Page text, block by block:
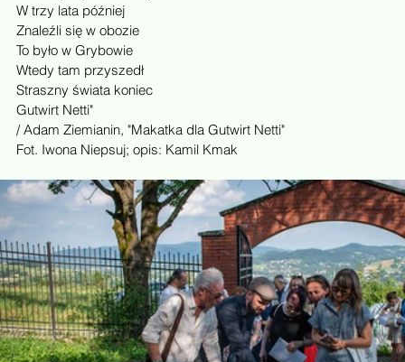
W trzy lata później
Znaleźli się w obozie
To było w Grybowie
Wtedy tam przyszedł
Straszny świata koniec
Gutwirt Netti"
/ Adam Ziemianin, "Makatka dla Gutwirt Netti"
Fot. Iwona Niepsuj; opis: Kamil Kmak